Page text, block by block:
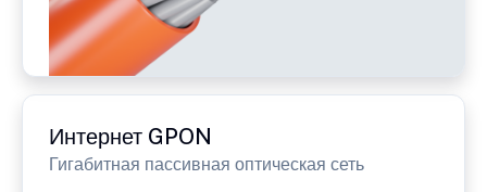
Интернет GPON
Гигабитная пассивная оптическая сеть